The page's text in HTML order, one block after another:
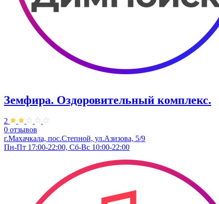
Земфира. ​Оздоровительный комплекс.
2
0 отзывов
г.Махачкала, пос.Степной, ул.Азизова, 5/9
Пн-Пт 17:00-22:00, Сб-Вс 10:00-22:00